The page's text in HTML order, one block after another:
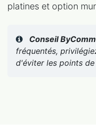
platines et option
Conseil
fréquentés,
d'éviter les points